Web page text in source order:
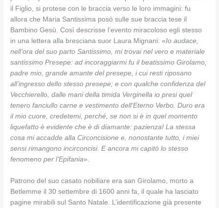
il Figlio, si protese con le braccia verso le loro immagini: fu
allora che Maria Santissima posò sulle sue braccia tese il
Bambino Gesù. Così descrisse l’evento miracoloso egli stesso
in una lettera alla bresciana suor Laura Mignani: «Io audace,
nell’ora del suo parto Santissimo, mi trovai nel vero e materiale
santissimo Presepe: ad incoraggiarmi fu il beatissimo Girolamo,
padre mio, grande amante del presepe, i cui resti riposano
all’ingresso dello stesso presepe; e con qualche confidenza del
Vecchierello, dalle mani della timida Verginella io presi quel
tenero fanciullo carne e vestimento dell’Eterno Verbo. Duro era
il mio cuore, credetemi, perché, se non si è in quel momento
liquefatto è evidente che è di diamante: pazienza! La stessa
cosa mi accadde alla Circoncisione e, nonostante tutto, i miei
sensi rimangono incirconcisi. E ancora mi capitò lo stesso
fenomeno per l’Epifania».
Patrono del suo casato nobiliare era san Girolamo, morto a
Betlemme il 30 settembre di 1600 anni fa, il quale ha lasciato
pagine mirabili sul Santo Natale. L’identificazione già presente